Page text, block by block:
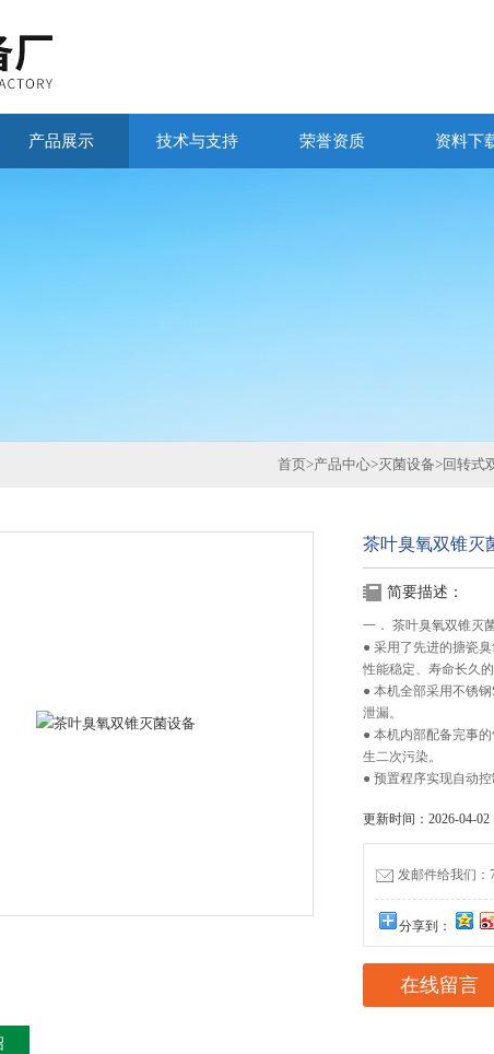
产品展示 技术与支持 荣誉资质 资料下
首页>产品中心>灭菌设备>回转式
茶叶臭氧双锥灭
简要描述：
一． 茶叶臭氧双锥灭
● 采用了先进的搪瓷
性能稳定、寿命长久
● 本机全部采用不锈
泄漏。
● 本机内部配备完事
生二次污染。
● 预置程序实现自动控
更新时间：2026-04-02
发邮件给我们：
分享到：
在线留言